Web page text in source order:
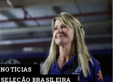
NOTÍCIAS
SELEÇÃO BRASILEIRA